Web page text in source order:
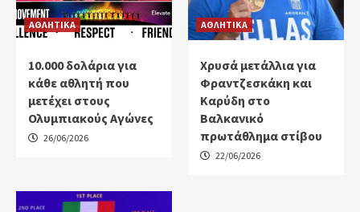
ΑΘΛΗΤΙΚΑ
10.000 δολάρια για
κάθε αθλητή που
μετέχει στους
Ολυμπιακούς Αγώνες
26/06/2026
ΑΘΛΗΤΙΚΑ
Χρυσά μετάλλια για
Φραντζεσκάκη και
Καρύδη στο
Βαλκανικό
πρωτάθλημα στίβου
22/06/2026